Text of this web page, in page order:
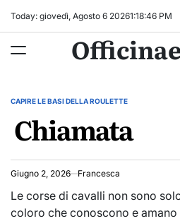
Today: giovedì, Agosto 6 20261:18:47 PM
POSTED
CAPIRE LE BASI DELLA ROULETTE
Chiamata
Giugno 2, 2026 Francesca
Le corse di cavalli non sono
coloro che conoscono e